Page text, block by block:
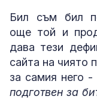
Бил съм бил
още той и
дава тези
сайта на чиято
за самия него -
подготвен за